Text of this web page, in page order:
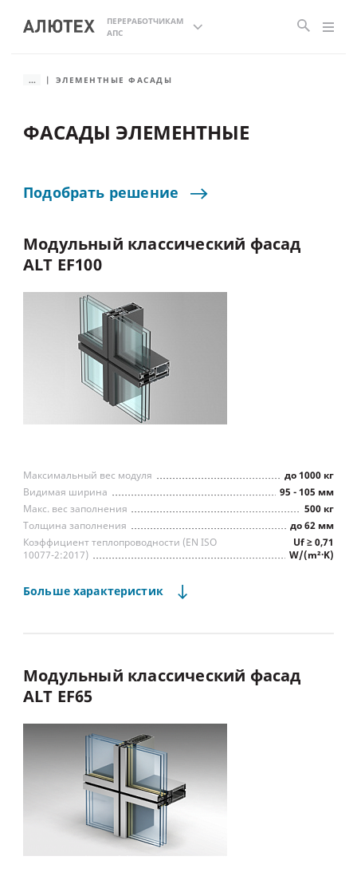
ПЕРЕРАБОТЧИКАМ
АПС
... ЭЛЕМЕНТНЫЕ ФАСАДЫ
ФАСАДЫ ЭЛЕМЕНТНЫЕ
Подобрать решение
Модульный классический фасад
ALT EF100
до 1000 кг
Максимальный вес модуля
95 - 105 мм
Видимая ширина
500 кг
Макс. вес заполнения
до 62 мм
Толщина заполнения
Uf ≥ 0,71
W/(m²∙K)
Коэффициент теплопроводности (EN ISO
10077-2:2017)
Воздухопроницаемость
W62/W72/W77, окна серий
ALT W62/W72/W77,
Тип встраиваемых конструкций
прижимной профиль
Способ фиксации заполнения
Классическое остекление
Большехарактеристик
Модульный классический фасад
ALT EF65